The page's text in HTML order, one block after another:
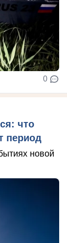
0
что
период
новой